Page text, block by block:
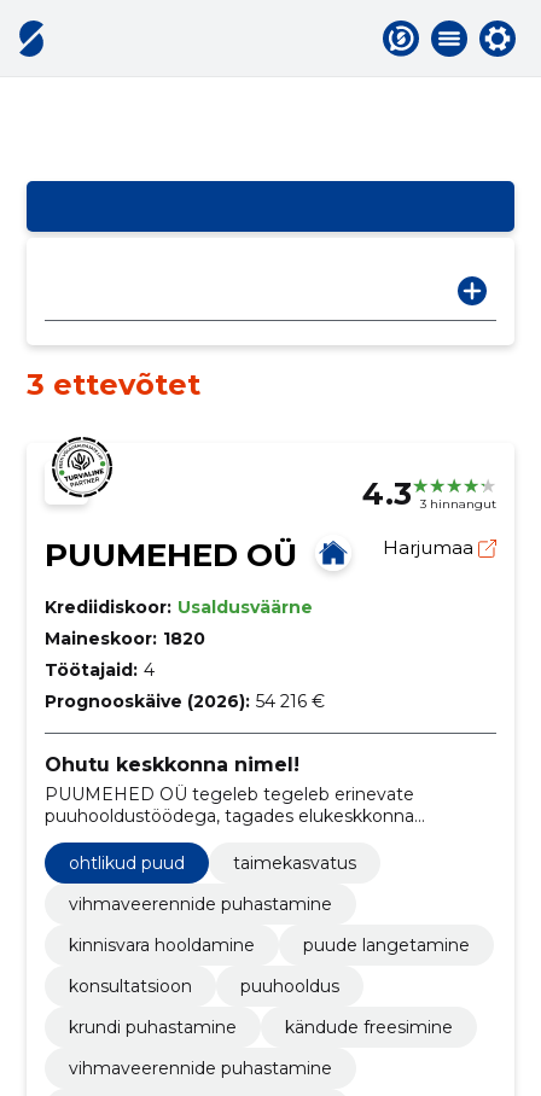
3 ettevõtet
4.3 3 hinnangut
PUUMEHED OÜ Harjumaa
Krediidiskoor: Usaldusväärne
Maineskoor: 1820
Töötajaid: 4
Prognooskäive (2026): 54 216 €
Ohutu keskkonna nimel!
PUUMEHED OÜ tegeleb tegeleb erinevate
puuhooldustöödega, tagades elukeskkonna
turvalisuse ja puhtuse.
ohtlikud puud
taimekasvatus
vihmaveerennide puhastamine
kinnisvara hooldamine
puude langetamine
konsultatsioon
puuhooldus
krundi puhastamine
kändude freesimine
vihmaveerennide puhastamine